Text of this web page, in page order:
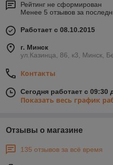
Рейтинг не сформирован
Менее 5 отзывов за
Работает с 08.10.2015
г. Минск
ул.Казинца, 86, к3, Минск,
Контакты
Сегодня работает с 09:30
Показать весь график
Отзывы о магазине
135 отзывов за всё время